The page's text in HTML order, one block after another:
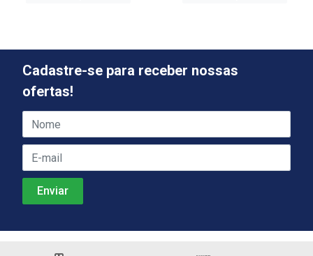
Cadastre-se para receber nossas
ofertas!